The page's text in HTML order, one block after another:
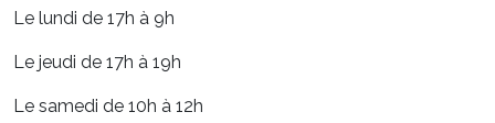
Le lundi de 17h à 9h
Le jeudi de 17h à 19h
Le samedi de 10h à 12h